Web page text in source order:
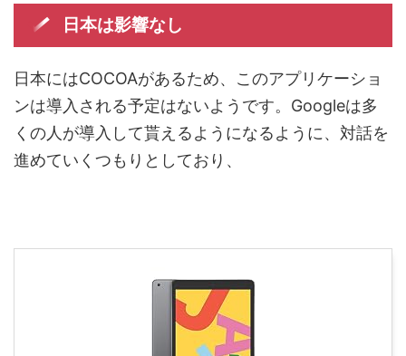
日本は影響なし
日本にはCOCOAがあるため、このアプリケーショ
ンは導入される予定はないようです。Googleは多
くの人が導入して貰えるようになるように、対話を
進めていくつもりとしており、